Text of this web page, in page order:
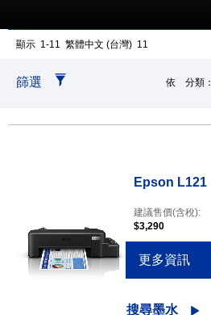
顯示 1-11 繁體中文 (台灣) 11
篩選 依 分類：
Epson L121
建議售價(含稅):
$3,290
更多資訊
搜尋墨水